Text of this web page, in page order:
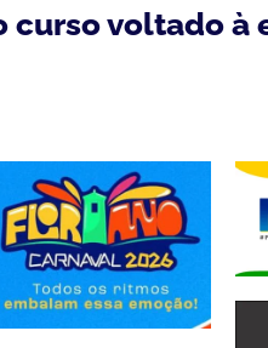
curso voltado à